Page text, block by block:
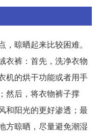
晾晒起来比较困难。
衣裤：首先，洗净衣物
机的烘干功能或者用手
然后，将衣物裤子撑
和阳光的更好渗透；最
方晾晒，尽量避免潮湿